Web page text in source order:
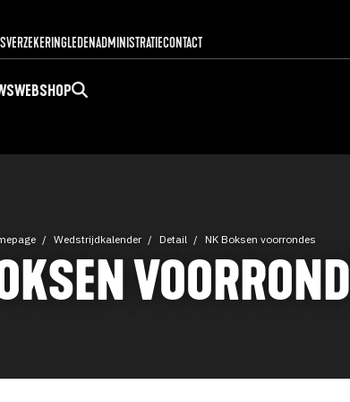
VERZEKERINGLEDENADMINISTRATIECONTACT
WEBSHOP
Wedstrijdkalender Detail NK Boksen voorrondes